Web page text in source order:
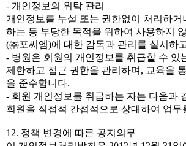
- 개인정보의 위탁 관리
개인정보를 누설 또는 권한없이 처리하거
하는 등 부당한 목적을 위하여 사용하지
(㈜포씨엠)에 대한 감독과 관리를 실시하
- 병원은 회원의 개인정보를 취급할 수 있
제한하고 접근 권한을 관리하며, 교육을
을 준수합니다.
- 회원 개인정보를 취급하는 자는 다음과
회원을 직접적 간접적으로 상대하여 업무
12. 정책 변경에 따른 공지의무